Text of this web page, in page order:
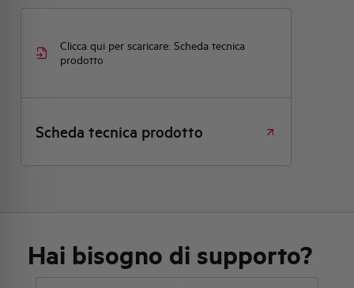
Clicca qui per scaricare: Scheda tecnica
prodotto
Scheda tecnica prodotto
Hai bisogno di supporto?